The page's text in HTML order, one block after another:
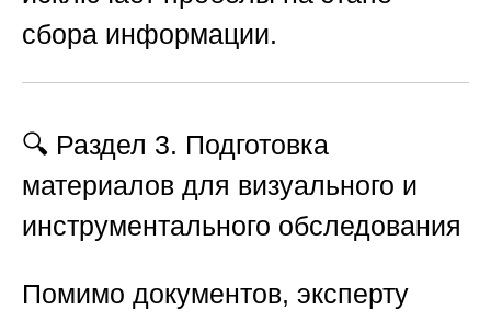
сбора информации.
🔍 Раздел 3. Подготовка
материалов для визуального и
инструментального обследования
Помимо документов, эксперту